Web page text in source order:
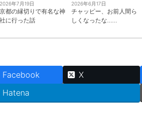
2026年7月19日
京都の縁切りで有名な神
社に行った話
2026年6月17日
チャッピー、お前人間ら
しくなったな……
Facebook X
Hatena